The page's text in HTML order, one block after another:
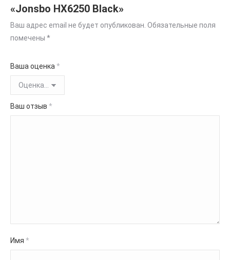
«Jonsbo HX6250 Black»
Ваш адрес email не будет опубликован. Обязательные поля
помечены *
Ваша оценка *
Ваш отзыв *
Имя *